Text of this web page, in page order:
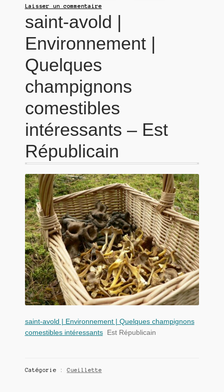
Laisser un commentaire
saint-avold |
Environnement |
Quelques
champignons
comestibles
intéressants – Est
Républicain
saint-avold | Environnement | Quelques champignons
comestibles intéressants
Est Républicain
Catégorie : Cueillette